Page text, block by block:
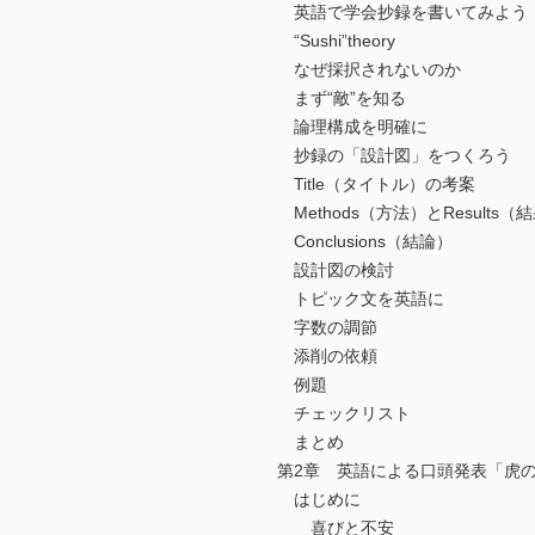
英語で学会抄録を書いてみよう
“Sushi”theory
なぜ採択されないのか
まず“敵”を知る
論理構成を明確に
抄録の「設計図」をつくろう
Title（タイトル）の考案
Methods（方法）とResults（結
Conclusions（結論）
設計図の検討
トピック文を英語に
字数の調節
添削の依頼
例題
チェックリスト
まとめ
第2章 英語による口頭発表「虎の
はじめに
喜びと不安